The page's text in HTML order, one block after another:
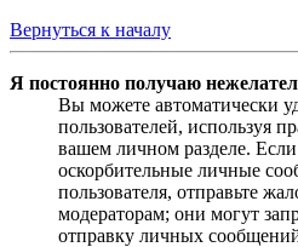
Вернуться к началу
Я постоянно получаю
Вы можете автоматически
пользователей, используя
вашем личном разделе.
оскорбительные личные
пользователя, отправьте
модераторам; они могут
отправку личных